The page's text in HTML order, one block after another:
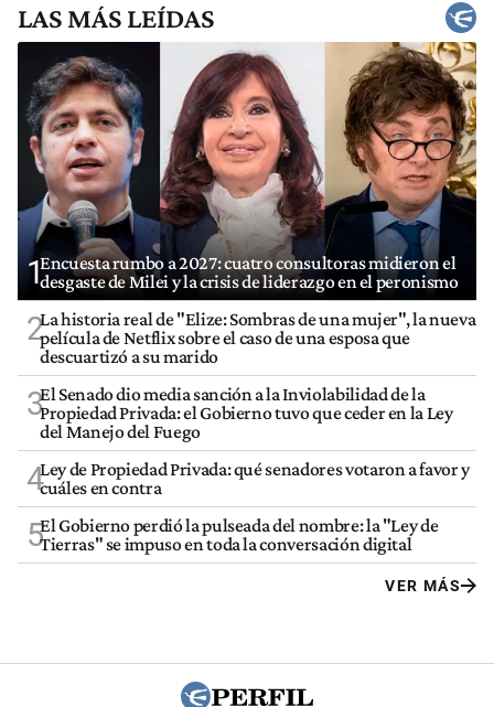
LAS MÁS LEÍDAS
1Encuesta rumbo a 2027: cuatro consultoras midieron el
desgaste de Milei y la crisis de liderazgo en el peronismo
2La historia real de "Elize: Sombras de una mujer", la nueva
película de Netflix sobre el caso de una esposa que
descuartizó a su marido
3El Senado dio media sanción a la Inviolabilidad de la
Propiedad Privada: el Gobierno tuvo que ceder en la Ley
del Manejo del Fuego
4Ley de Propiedad Privada: qué senadores votaron a favor y
cuáles en contra
5El Gobierno perdió la pulseada del nombre: la "Ley de
Tierras" se impuso en toda la conversación digital
VER MÁS